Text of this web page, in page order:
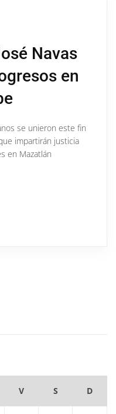
Navas
en
se unieron este fin
impartirán justicia
en Mazatlán
V S D